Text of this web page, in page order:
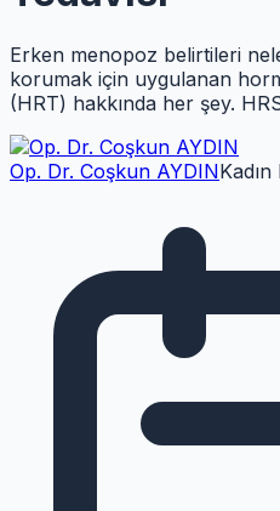
Erken menopoz belirtileri
korumak için uygulanan
(HRT) hakkında her şey.
Op. Dr. Coşkun AYDIN